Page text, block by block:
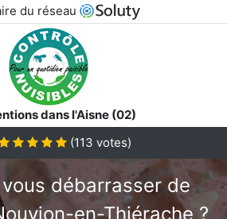
du réseau
dans l'Aisne (02)
(113 votes)
débarrasser de
en-Thiérache ?